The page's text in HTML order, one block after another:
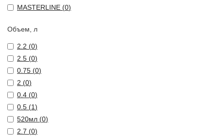
MASTERLINE (0)
Объем, л
2.2 (0)
2.5 (0)
0.75 (0)
2 (0)
0.4 (0)
0.5 (1)
520мл (0)
2.7 (0)